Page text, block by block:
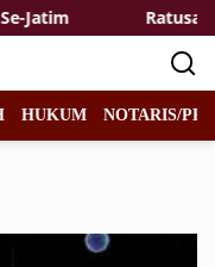
Ratusan
HUKUM NOTARIS/